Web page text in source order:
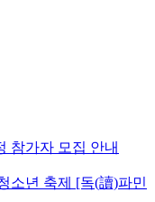
참가자 모집 안내
소년 축제 [독(讀)파민